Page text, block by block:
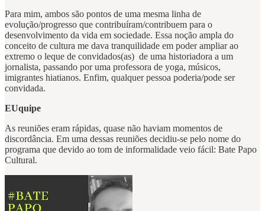
Para mim, ambos são pontos de uma mesma linha de
evolução/progresso que contribuíram/contribuem para o
desenvolvimento da vida em sociedade. Essa noção ampla do
conceito de cultura me dava tranquilidade em poder ampliar ao
extremo o leque de convidados(as) de uma historiadora a um
jornalista, passando por uma professora de yoga, músicos,
imigrantes hiatianos. Enfim, qualquer pessoa poderia/pode ser
convidada.
EUquipe
As reuniões eram rápidas, quase não haviam momentos de
discordância. Em uma dessas reuniões decidiu-se pelo nome do
programa que devido ao tom de informalidade veio fácil: Bate Papo
Cultural.